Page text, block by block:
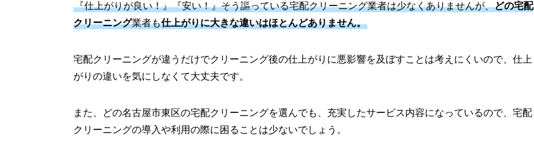
『仕上がりが良い！』『安い！』そう謳っている宅配クリーニング業者は少なくありませんが、どの宅配
クリーニング業者も仕上がりに大きな違いはほとんどありません。
宅配クリーニングが違うだけでクリーニング後の仕上がりに悪影響を及ぼすことは考えにくいので、仕上
がりの違いを気にしなくて大丈夫です。
また、どの名古屋市東区の宅配クリーニングを選んでも、充実したサービス内容になっているので、宅配
クリーニングの導入や利用の際に困ることは少ないでしょう。